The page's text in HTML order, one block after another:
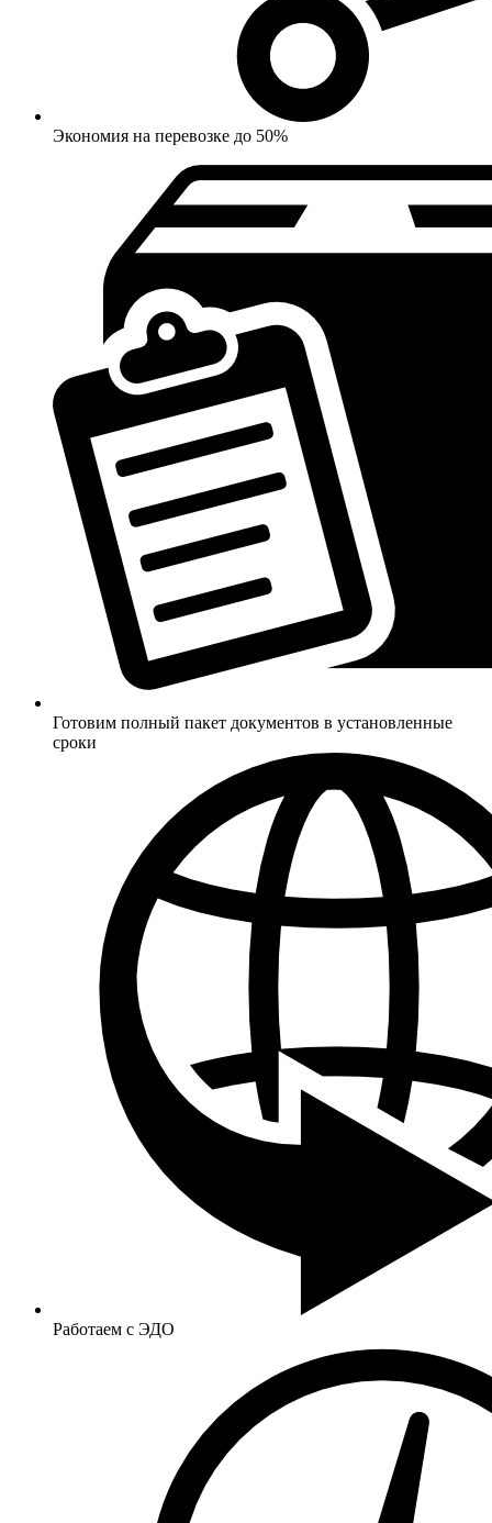
Экономия на перевозке до 50%
Готовим полный пакет документов в установленные
сроки
Работаем с ЭДО